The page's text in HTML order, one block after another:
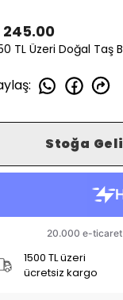
TL Üzeri Doğal Taş
:
Stoğa
1500 TL üzeri
ücretsiz kargo